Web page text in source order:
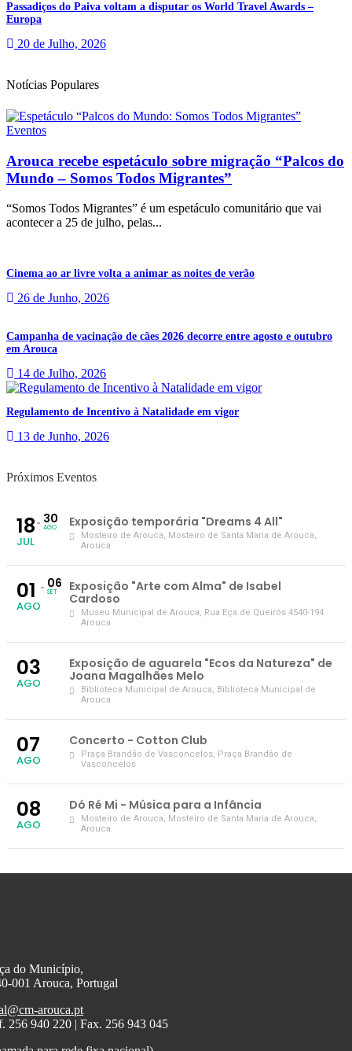
Passadiços do Paiva voltam a disputar os World Travel Awards –
Europa
20 de Julho, 2026
Notícias Populares
Eventos
Arouca recebe espetáculo sobre migração “Palcos do
Mundo – Somos Todos Migrantes”
“Somos Todos Migrantes” é um espetáculo comunitário que vai
acontecer a 25 de julho, pelas...
Cinema ao ar livre volta a animar as noites de verão
26 de Junho, 2026
Campanha de vacinação de cães 2026 decorre entre agosto e outubro
em Arouca
14 de Julho, 2026
Regulamento de Incentivo à Natalidade em vigor
13 de Junho, 2026
Próximos Eventos
18
JUL
30
AGO Exposição temporária "Dreams 4 All"
Mosteiro de Arouca, Mosteiro de Santa Maria de Arouca,
Arouca
01
AGO
06
SET
Exposição "Arte com Alma" de Isabel
Cardoso
Museu Municipal de Arouca, Rua Eça de Queirós 4540-194
Arouca
03
AGO
Exposição de aguarela "Ecos da Natureza" de
Joana Magalhães Melo
Biblioteca Municipal de Arouca, Biblioteca Municipal de
Arouca
07
AGO
Concerto - Cotton Club
Praça Brandão de Vasconcelos, Praça Brandão de
Vasconcelos
08
AGO
Dó Ré Mi - Música para a Infância
Mosteiro de Arouca, Mosteiro de Santa Maria de Arouca,
Arouca
do Município,
001 Arouca, Portugal
arouca.pt
256 940 220 | Fax. 256 943 045